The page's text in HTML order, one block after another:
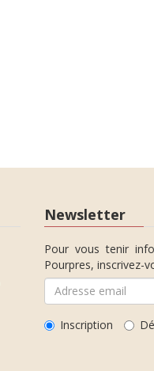
Newsletter
Pour vous tenir
Pourpres, inscrivez-
Inscription